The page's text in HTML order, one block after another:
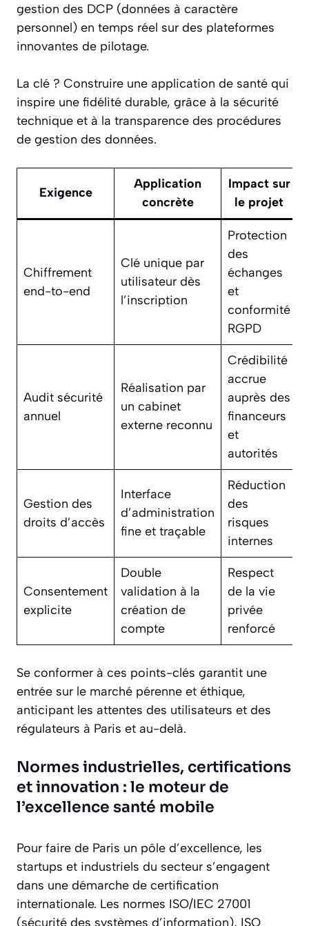
gestion des DCP (données à caractère
personnel) en temps réel sur des plateformes
innovantes de pilotage.
La clé ? Construire une application de santé qui
inspire une fidélité durable, grâce à la sécurité
technique et à la transparence des procédures
de gestion des données.
Exigence
Application
concrète
Impact sur
le projet
Chiffrement
end-to-end
Clé unique par
utilisateur dès
l’inscription
Protection
des
échanges
et
conformité
RGPD
Audit sécurité
annuel
Réalisation par
un cabinet
externe reconnu
Crédibilité
accrue
auprès des
financeurs
et
autorités
Gestion des
droits d’accès
Interface
d’administration
fine et traçable
Réduction
des
risques
internes
Consentement
explicite
Double
validation à la
création de
compte
Respect
de la vie
privée
renforcé
Se conformer à ces points-clés garantit une
entrée sur le marché pérenne et éthique,
anticipant les attentes des utilisateurs et des
régulateurs à Paris et au-delà.
Normes industrielles, certifications
et innovation : le moteur de
l’excellence santé mobile
Pour faire de Paris un pôle d’excellence, les
startups et industriels du secteur s’engagent
dans une démarche de certification
internationale. Les normes ISO/IEC 27001
(sécurité des systèmes d’information), ISO